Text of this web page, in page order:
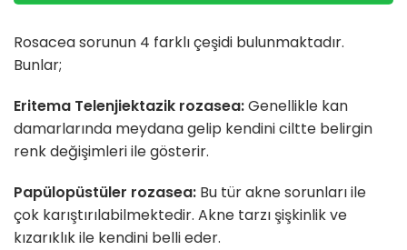
Rosacea sorunun 4 farklı çeşidi bulunmaktadır.
Bunlar;
Eritema Telenjiektazik rozasea:Genellikle kan
damarlarında meydana gelip kendini ciltte belirgin
renk değişimleri ile gösterir.
Papülopüstüler rozasea: Bu tür akne sorunları ile
çok karıştırılabilmektedir. Akne tarzı şişkinlik ve
kızarıklık ile kendini belli eder.